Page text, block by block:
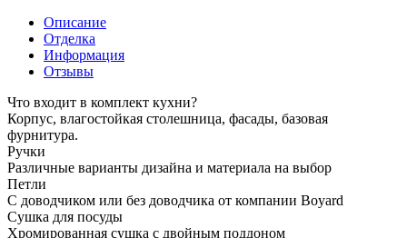
Описание
Отделка
Информация
Отзывы
Что входит в комплект кухни?
Корпус, влагостойкая столешница, фасады, базовая
фурнитура.
Ручки
Различные варианты дизайна и материала на выбор
Петли
С доводчиком или без доводчика от компании Boyard
Сушка для посуды
Хромированная сушка с двойным поддоном